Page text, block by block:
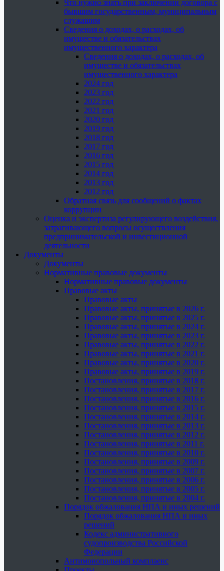
Что нужно знать при заключении договора с
бывшим государственным, муниципальным
служащим
Сведения о доходах, о расходах, об
имуществе и обязательствах
имущественного характера
Сведения о доходах, о расходах, об
имуществе и обязательствах
имущественного характера
2024 год
2023 год
2022 год
2021 год
2020 год
2019 год
2018 год
2017 год
2016 год
2015 год
2014 год
2013 год
2012 год
Обратная связь для сообщений о фактах
коррупции
Оценка и экспертиза регулирующего воздействия,
затрагивающего вопросы осуществления
предпринимательской и инвестиционной
деятельности
Документы
Документы
Нормативные правовые документы
Нормативные правовые документы
Правовые акты
Правовые акты
Правовые акты, принятые в 2026 г.
Правовые акты, принятые в 2025 г.
Правовые акты, принятые в 2024 г.
Правовые акты, принятые в 2023 г.
Правовые акты, принятые в 2022 г.
Правовые акты, принятые в 2021 г.
Правовые акты, принятые в 2020 г.
Правовые акты, принятые в 2019 г.
Постановления, принятые в 2018 г.
Постановления, принятые в 2017 г.
Постановления, принятые в 2016 г.
Постановления, принятые в 2015 г.
Постановления, принятые в 2014 г.
Постановления, принятые в 2013 г.
Постановления, принятые в 2012 г.
Постановления, принятые в 2011 г.
Постановления, принятые в 2010 г.
Постановления, принятые в 2009 г.
Постановления, принятые в 2007 г.
Постановления, принятые в 2006 г.
Постановления, принятые в 2005 г.
Постановления, принятые в 2004 г.
Порядок обжалования НПА и иных решений
Порядок обжалования НПА и иных
решений
Кодекс административного
судопроизводства Российской
Федерации
Антимонопольный комплаенс